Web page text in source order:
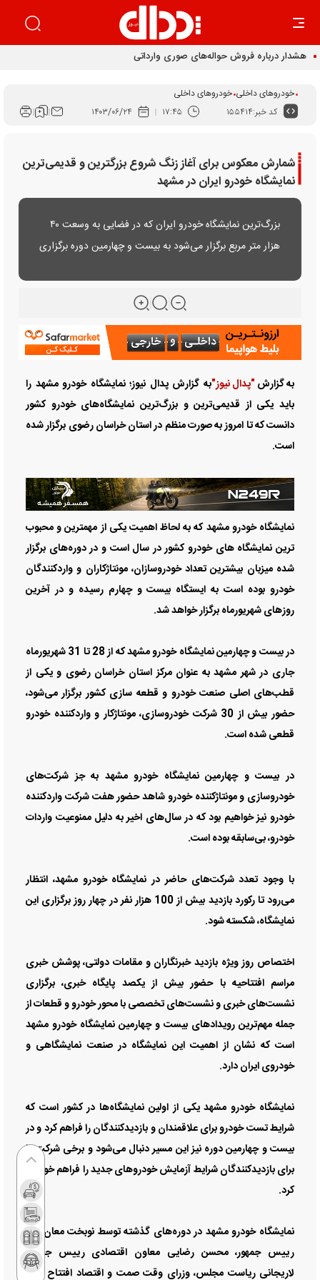
هشدار درباره فروش حواله‌های صوری وارداتی
خودروهای داخلی خودروهای داخلی
کد خبر:۱۵۵۴۱۴ ۱۷:۴۵ ۱۴۰۳/۰۶/۲۴
شمارش معکوس برای آغاز زنگ شروع بزرگترین و قدیمی‌ترین
نمایشگاه خودرو ایران در مشهد
بزرگ‌ترین نمایشگاه خودرو ایران که در فضایی به وسعت ۴۰
هزار متر مربع برگزار می‌شود به بیست و چهارمین دوره برگزاری
به گزارش"پدال نیوز"به گزارش پدال نیوز؛ نمایشگاه خودرو مشهد را
باید یکی از قدیمی‌ترین و بزرگ‌ترین نمایشگاه‌های خودرو کشور
دانست که تا امروز به صورت منظم در استان خراسان رضوی برگزار شده
است.
نمایشگاه خودرو مشهد که به لحاظ اهمیت یکی از مهمترین و محبوب
ترین نمایشگاه های خودرو کشور در سال است و در دوره‌های برگزار
شده میزبان بیشترین تعداد خودروسازان، مونتاژکاران و واردکنندگان
خودرو بوده است به ایستگاه بیست و چهارم رسیده و در آخرین
روزهای شهریورماه برگزار خواهد شد.
در بیست و چهارمین نمایشگاه خودرو مشهد که از 28 تا 31 شهریورماه
جاری در شهر مشهد به عنوان مرکز استان خراسان رضوی و یکی از
قطب‌های اصلی صنعت خودرو و قطعه سازی کشور برگزار می‌شود،
حضور بیش از 30 شرکت خودروسازی، مونتاژکار و واردکننده خودرو
قطعی شده است.
در بیست و چهارمین نمایشگاه خودرو مشهد به جز شرکت‌های
خودروسازی و مونتاژکننده خودرو شاهد حضور هفت شرکت واردکننده
خودرو نیز خواهیم بود که در سال‌های اخیر به دلیل ممنوعیت واردات
خودرو، بی‌سابقه بوده است.
با وجود تعدد شرکت‌های حاضر در نمایشگاه خودرو مشهد، انتظار
می‌رود تا رکورد بازدید بیش از 100 هزار نفر در چهار روز برگزاری این
نمایشگاه، شکسته شود.
اختصاص روز ویژه بازدید خبرنگاران و مقامات دولتی، پوشش خبری
مراسم افتتاحیه با حضور بیش از یکصد پایگاه خبری، برگزاری
نشست‌های خبری و نشست‌های تخصصی با محور خودرو و قطعات از
جمله مهم‌ترین رویدادهای بیست و چهارمین نمایشگاه خودرو مشهد
است که نشان از اهمیت این نمایشگاه در صنعت نمایشگاهی و
خودروی ایران دارد.
نمایشگاه خودرو مشهد یکی از اولین نمایشگاه‌ها در کشور است که
شرایط تست خودرو برای علاقمندان و بازدیدکنندگان را فراهم کرد و در
بیست و چهارمین دوره نیز این مسیر دنبال می‌شود و برخی شرکت‌ها
برای بازدیدکنندگان شرایط آزمایش خودروهای جدید را فراهم خواهند
کرد.
نمایشگاه خودرو مشهد در دوره‌های گذشته توسط نوبخت معان اول
رییس جمهور، محسن رضایی معاون اقتصادی رییس جمهور،
لاریجانی ریاست مجلس، وزرای وقت صمت و اقتصاد افتتاح شده